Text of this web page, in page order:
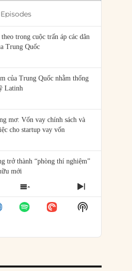
trong cuộc trấn áp các dân
Trung Quốc
của Trung Quốc nhằm thống
Latinh
mơ: Vốn vay chính sách và
cho startup vay vốn
trở thành “phòng thí nghiệm”
mới
Quốc phủ nhận cuộc gặp với
Bản?
SHOW
EPISODES
LIST
NEXT
EPISODE
Show
Podcast